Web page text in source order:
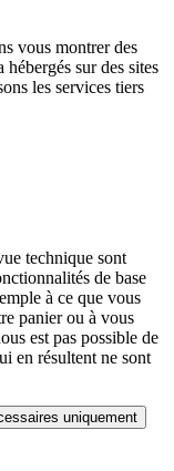
vous montrer des
sur des sites
les services tiers
technique sont
de base
à ce que vous
panier ou à vous
est pas possible de
en résultent ne sont
uniquement